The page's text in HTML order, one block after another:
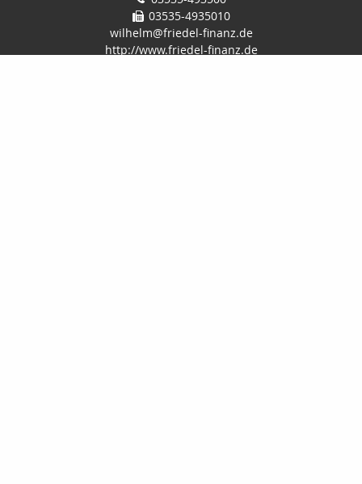
03535-4935010
wilhelm@friedel-finanz.de
http://www.friedel-finanz.de